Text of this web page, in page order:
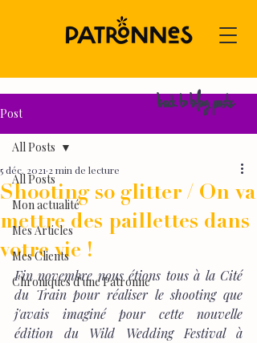
Post
All Posts
Mon actualité
Mes Articles
Mes Clients
Chroniques d'une Patronne
All Posts
Shooting so glitter / On va
mettre des paillettes dans
votre vie !
5 déc. 2021 2 min de lecture
Fin novembre nous étions tous à la Cité
du Train pour réaliser le shooting que
j'avais imaginé pour cette nouvelle
édition du Wild Wedding Festival à
back to blog posts